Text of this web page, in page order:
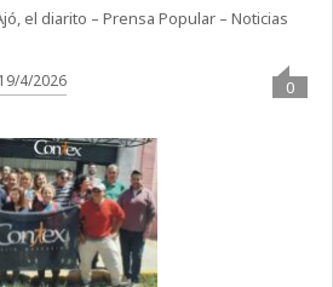
el diarito – Prensa Popular – Noticias
19/4/2026 0